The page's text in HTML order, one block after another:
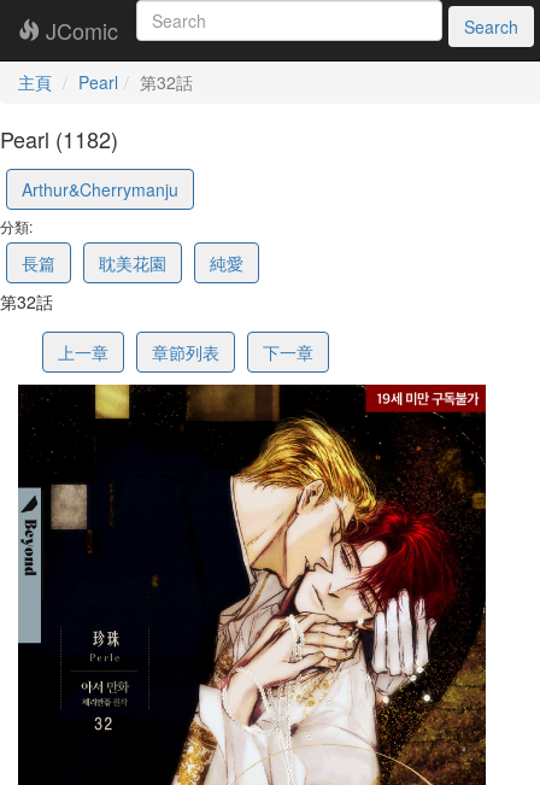
JComic Search
主頁 Pearl 第32話
Pearl (1182)
Arthur&Cherrymanju
分類:
長篇 耽美花園
純愛
第32話
上一章 章節列表 下一章